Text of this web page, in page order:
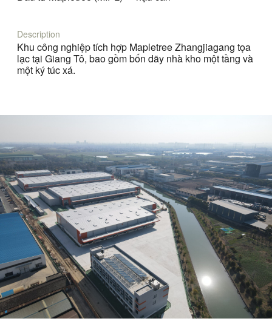
Description
Khu công nghiệp tích hợp Mapletree Zhangjiagang tọa
lạc tại Giang Tô, bao gồm bốn dãy nhà kho một tầng và
một ký túc xá.